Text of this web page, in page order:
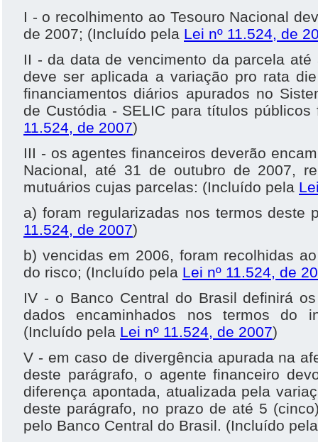
I - o recolhimento ao Tesouro Nacional
de 2007; (Incluído pela Lei nº 11.524, de
II - da data de vencimento da parcela
deve ser aplicada a variação pro rata
financiamentos diários apurados no
de Custódia - SELIC para títulos
11.524, de 2007)
III - os agentes financeiros deverão
Nacional, até 31 de outubro de 2007,
mutuários cujas parcelas: (Incluído pela
a) foram regularizadas nos termos deste
11.524, de 2007)
b) vencidas em 2006, foram recolhidas
do risco; (Incluído pela Lei nº 11.524, de
IV - o Banco Central do Brasil definirá
dados encaminhados nos termos do
(Incluído pela Lei nº 11.524, de 2007)
V - em caso de divergência apurada na
deste parágrafo, o agente financeiro
diferença apontada, atualizada pela
deste parágrafo, no prazo de até 5
pelo Banco Central do Brasil. (Incluído